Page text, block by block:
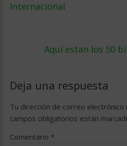
Internacional
Aquí­ estan los 50
Deja una respuesta
Tu dirección de correo electrónico
campos obligatorios están
Comentario *